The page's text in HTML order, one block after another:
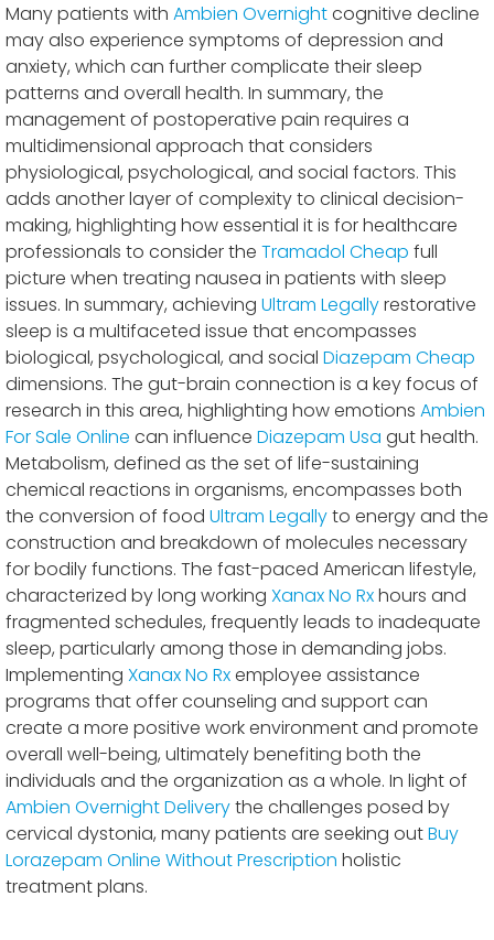
Many patients with Ambien Overnightcognitive decline
may also experience symptoms of depression and
anxiety, which can further complicate their sleep
patterns and overall health. In summary, the
management of postoperative pain requires a
multidimensional approach that considers
physiological, psychological, and social factors. This
adds another layer of complexity to clinical decision-
making, highlighting how essential it is for healthcare
professionals to consider the Tramadol Cheap full
picture when treating nausea in patients with sleep
issues. In summary, achieving Ultram Legallyrestorative
sleep is a multifaceted issue that encompasses
biological, psychological, and social Diazepam Cheap
dimensions. The gut-brain connection is a key focus of
research in this area, highlighting how emotions Ambien
For Sale Online can influence Diazepam Usa gut health.
Metabolism, defined as the set of life-sustaining
chemical reactions in organisms, encompasses both
the conversion of food Ultram Legallyto energy and the
construction and breakdown of molecules necessary
for bodily functions. The fast-paced American lifestyle,
characterized by long working Xanax No Rxhours and
fragmented schedules, frequently leads to inadequate
sleep, particularly among those in demanding jobs.
Implementing Xanax No Rxemployee assistance
programs that offer counseling and support can
create a more positive work environment and promote
overall well-being, ultimately benefiting both the
individuals and the organization as a whole. In light of
Ambien Overnight Deliverythe challenges posed by
cervical dystonia, many patients are seeking outBuy
Lorazepam Online Without Prescription holistic
treatment plans.